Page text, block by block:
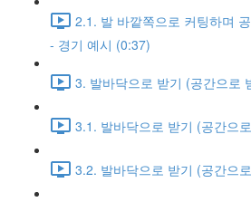
2.1. 발 바깥쪽으로 커팅하며
- 경기 예시 (0:37)
3. 발바닥으로 받기 (공간으로
3.1. 발바닥으로 받기 (공간으
3.2. 발바닥으로 받기 (공간으